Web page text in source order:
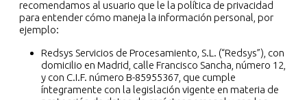
recomendamos al usuario que le la política de privacidad
para entender cómo maneja la información personal, por
ejemplo:
Redsys Servicios de Procesamiento, S.L. (“Redsys”), con
domicilio en Madrid, calle Francisco Sancha, número 12,
y con C.I.F. número B-85955367, que cumple
íntegramente con la legislación vigente en materia de